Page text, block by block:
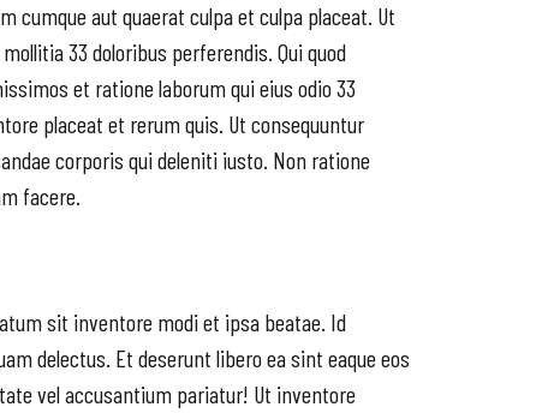
cumque aut quaerat culpa et culpa placeat. Ut
33 doloribus perferendis. Qui quod
et ratione laborum qui eius odio 33
placeat et rerum quis. Ut consequuntur
corporis qui deleniti iusto. Non ratione
facere.
sit inventore modi et ipsa beatae. Id
delectus. Et deserunt libero ea sint eaque eos
vel accusantium pariatur! Ut inventore